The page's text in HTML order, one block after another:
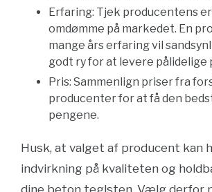
Erfaring: Tjek producentens
omdømme på markedet. En
mange års erfaring vil
godt ry for at levere pålidelige
Pris: Sammenlign priser fra
producenter for at få den
pengene.
Husk, at valget af producent kan
indvirkning på kvaliteten og
dine beton teglsten. Vælg derfor